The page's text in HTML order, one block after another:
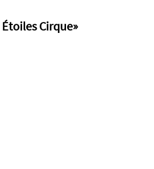
Cirque»